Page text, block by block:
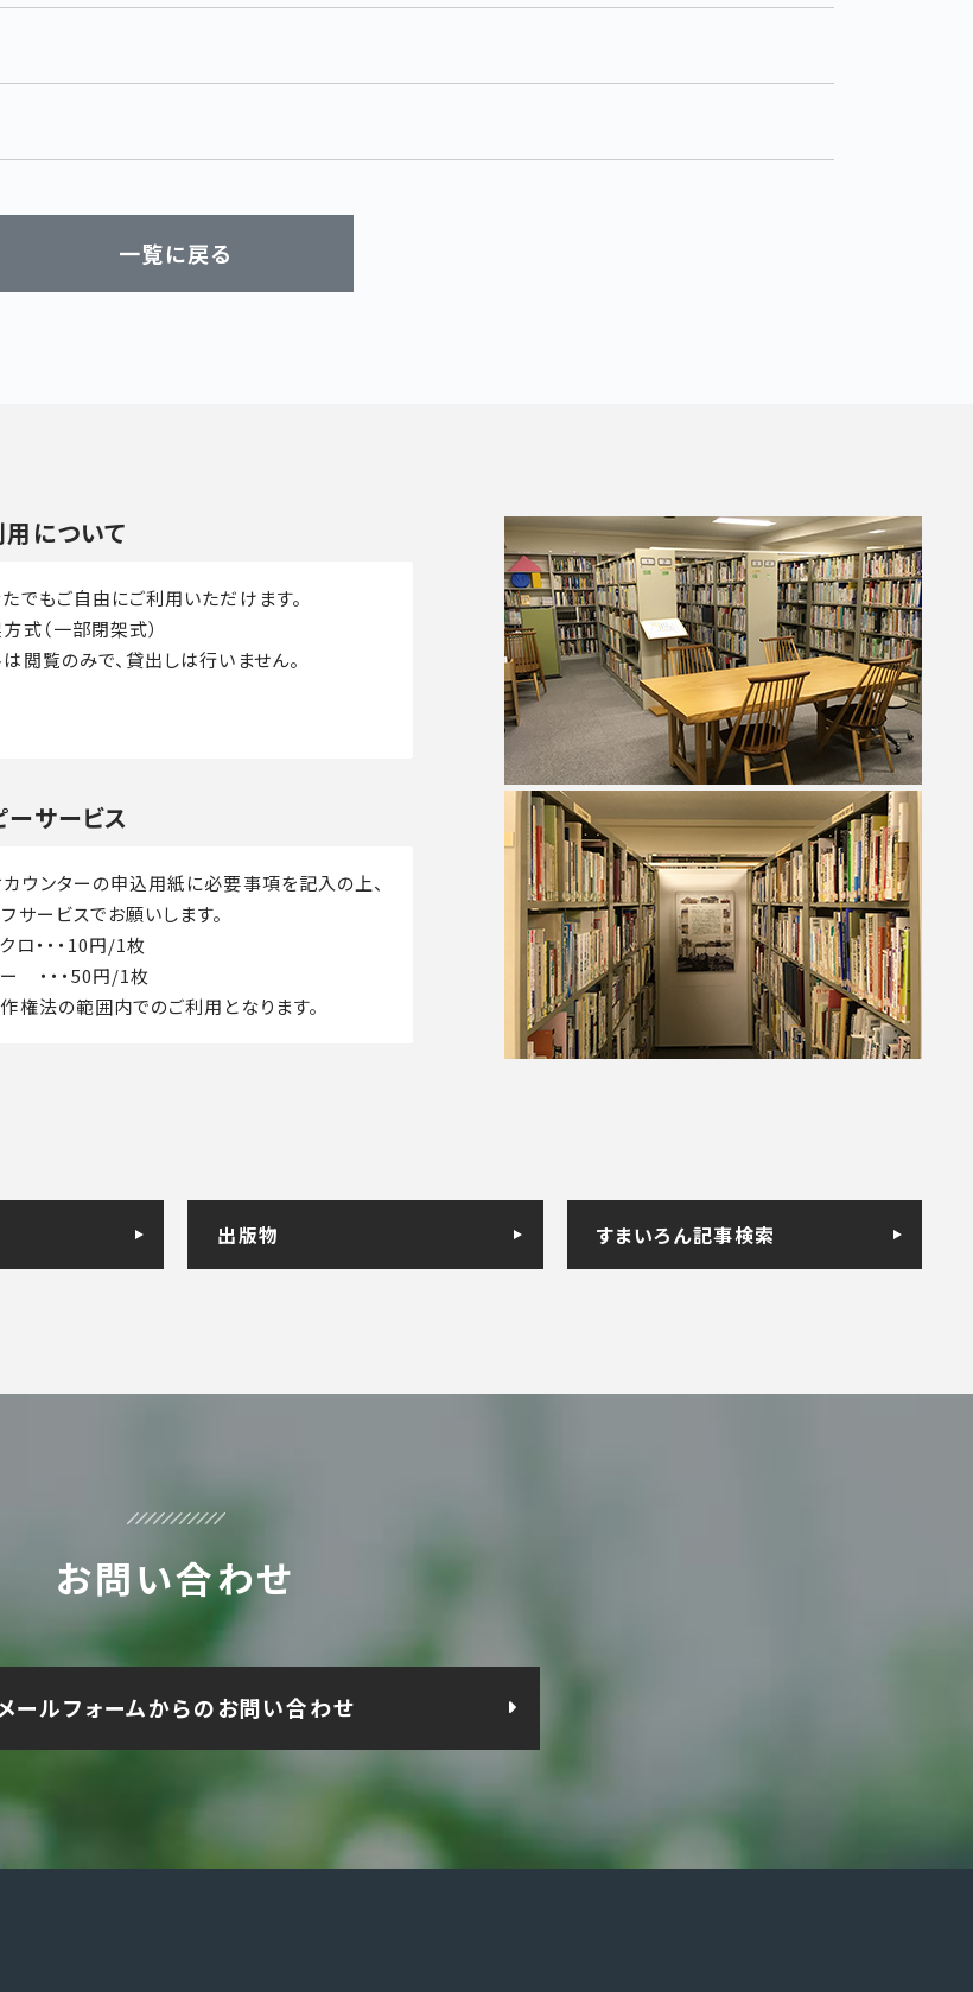
一覧に戻る
用について
でもご自由にご利用いただけます。
式（一部閉架式）
閲覧のみで、貸出しは行いません。
ーサービス
ウンターの申込用紙に必要事項を記入の上、
サービスでお願いします。
ロ・・・10円/1枚
・・・50円/1枚
権法の範囲内でのご利用となります。
出版物 すまいろん記事検索
お問い合わせ
ールフォームからのお問い合わせ